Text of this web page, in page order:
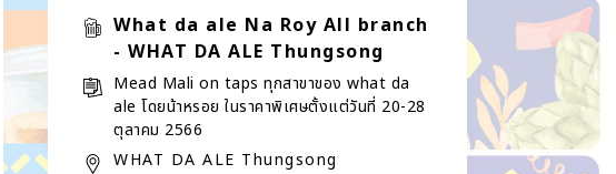
What da ale Na Roy All branch
- WHAT DA ALE Thungsong
Mead Mali on taps ทุกสาขาของ what da
ale โดยน้าหรอย ในราคาพิเศษตั้งแต่วันที่ 20-28
ตุลาคม 2566
WHAT DA ALE Thungsong